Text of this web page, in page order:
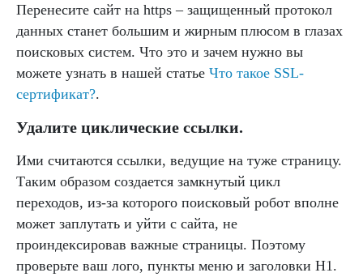
Перенесите сайт на https – защищенный протокол
данных станет большим и жирным плюсом в глазах
поисковых систем. Что это и зачем нужно вы
можете узнать в нашей статье Что такое SSL-
сертификат?.
Удалите циклические ссылки.
Ими считаются ссылки, ведущие на туже страницу.
Таким образом создается замкнутый цикл
переходов, из-за которого поисковый робот вполне
может заплутать и уйти с сайта, не
проиндексировав важные страницы. Поэтому
проверьте ваш лого, пункты меню и заголовки H1.